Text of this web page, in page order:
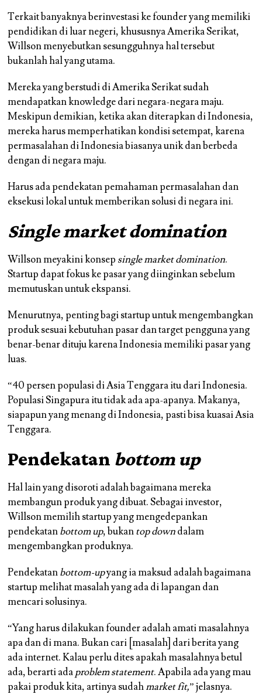
Terkait banyaknya berinvestasi ke founder yang memiliki
pendidikan di luar negeri, khususnya Amerika Serikat,
Willson menyebutkan sesungguhnya hal tersebut
bukanlah hal yang utama.
Mereka yang berstudi di Amerika Serikat sudah
mendapatkan knowledge dari negara-negara maju.
Meskipun demikian, ketika akan diterapkan di Indonesia,
mereka harus memperhatikan kondisi setempat, karena
permasalahan di Indonesia biasanya unik dan berbeda
dengan di negara maju.
Harus ada pendekatan pemahaman permasalahan dan
eksekusi lokal untuk memberikan solusi di negara ini.
Single market domination
Willson meyakini konsep single market domination.
Startup dapat fokus ke pasar yang diinginkan sebelum
memutuskan untuk ekspansi.
Menurutnya, penting bagi startup untuk mengembangkan
produk sesuai kebutuhan pasar dan target pengguna yang
benar-benar dituju karena Indonesia memiliki pasar yang
luas.
“40 persen populasi di Asia Tenggara itu dari Indonesia.
Populasi Singapura itu tidak ada apa-apanya. Makanya,
siapapun yang menang di Indonesia, pasti bisa kuasai Asia
Tenggara.
Pendekatan bottom up
Hal lain yang disoroti adalah bagaimana mereka
membangun produk yang dibuat. Sebagai investor,
Willson memilih startup yang mengedepankan
pendekatanbottom up, bukantop downdalam
mengembangkan produknya.
Pendekatanbottom-upyang ia maksud adalah bagaimana
startup melihat masalah yang ada di lapangan dan
mencari solusinya.
“Yang harus dilakukan founder adalah amati masalahnya
apa dan di mana. Bukan cari [masalah] dari berita yang
ada internet. Kalau perlu dites apakah masalahnya betul
ada, berarti adaproblem statement. Apabila ada yang mau
pakai produk kita, artinya sudahmarket fit,” jelasnya.